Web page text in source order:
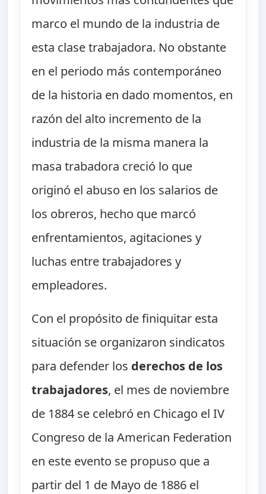
marco el mundo de la industria de
esta clase trabajadora. No obstante
en el periodo más contemporáneo
de la historia en dado momentos, en
razón del alto incremento de la
industria de la misma manera la
masa trabadora creció lo que
originó el abuso en los salarios de
los obreros, hecho que marcó
enfrentamientos, agitaciones y
luchas entre trabajadores y
empleadores.
Con el propósito de finiquitar esta
situación se organizaron sindicatos
para defender los derechos de los
trabajadores, el mes de noviembre
de 1884 se celebró en Chicago el IV
Congreso de la American Federation
en este evento se propuso que a
partir del 1 de Mayo de 1886 el